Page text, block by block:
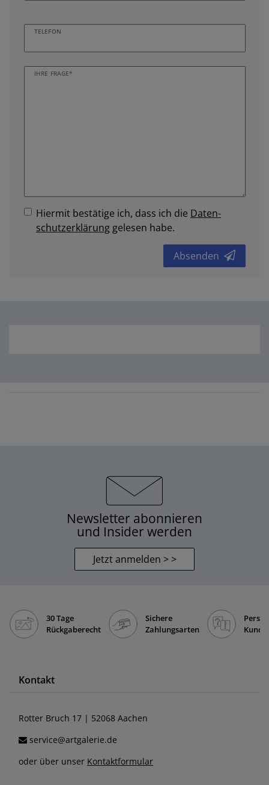
TELEFON
IHRE FRAGE*
Hiermit bestätige ich, dass ich die Daten­
schutz­erklärung gelesen habe.
Absenden
Newsletter abonnieren
und Insider werden
Jetzt anmelden > >
30 Tage
Rückgaberecht
Sichere
Zahlungsarten
Kontakt
Rotter Bruch 17 | 52068 Aachen
service@artgalerie.de
oder über unser Kontaktformular